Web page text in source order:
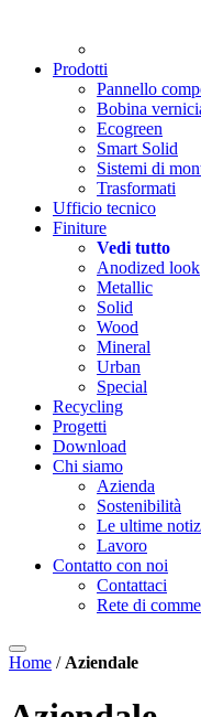
Prodotti
Pannello
Bobina
Ecogreen
Smart Solid
Sistemi di
Trasformati
Ufficio tecnico
Finiture
Vedi tutto
Anodized look
Metallic
Solid
Wood
Mineral
Urban
Special
Recycling
Progetti
Download
Chi siamo
Azienda
Sostenibilità
Le ultime
Lavoro
Contatto con noi
Contattaci
Rete di
Home / Aziendale